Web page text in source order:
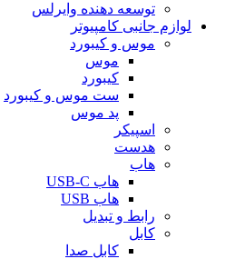
توسعه دهنده وایرلس
لوازم جانبی کامپیوتر
موس و کیبورد
موس
کیبورد
ست موس و کیبورد
پد موس
اسپیکر
هدست
هاب
هاب USB-C
هاب USB
رابط و تبدیل
کابل
کابل صدا